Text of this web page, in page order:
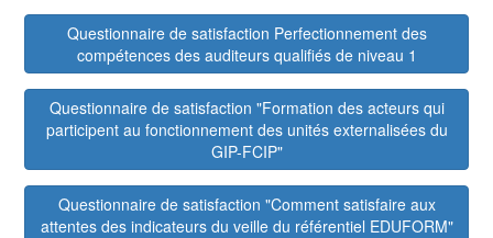
Questionnaire de satisfaction Perfectionnement des
compétences des auditeurs qualifiés de niveau 1
Questionnaire de satisfaction "Formation des acteurs qui
participent au fonctionnement des unités externalisées du
GIP-FCIP"
Questionnaire de satisfaction "Comment satisfaire aux
attentes des indicateurs du veille du référentiel EDUFORM"